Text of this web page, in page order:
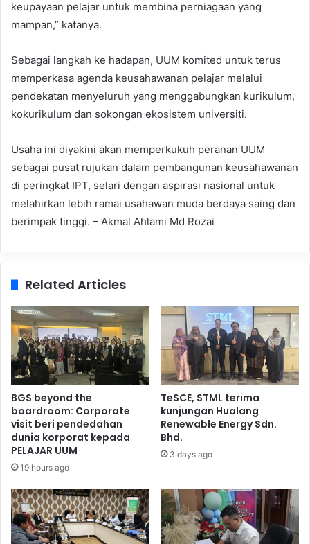
keupayaan pelajar untuk membina perniagaan yang
mampan,” katanya.
Sebagai langkah ke hadapan, UUM komited untuk terus
memperkasa agenda keusahawanan pelajar melalui
pendekatan menyeluruh yang menggabungkan kurikulum,
kokurikulum dan sokongan ekosistem universiti.
Usaha ini diyakini akan memperkukuh peranan UUM
sebagai pusat rujukan dalam pembangunan keusahawanan
di peringkat IPT, selari dengan aspirasi nasional untuk
melahirkan lebih ramai usahawan muda berdaya saing dan
berimpak tinggi. – Akmal Ahlami Md Rozai
Related Articles
BGS beyond the
boardroom: Corporate
visit beri pendedahan
dunia korporat kepada
PELAJAR UUM
19 hours ago
TeSCE, STML terima
kunjungan Hualang
Renewable Energy Sdn.
Bhd.
3 days ago